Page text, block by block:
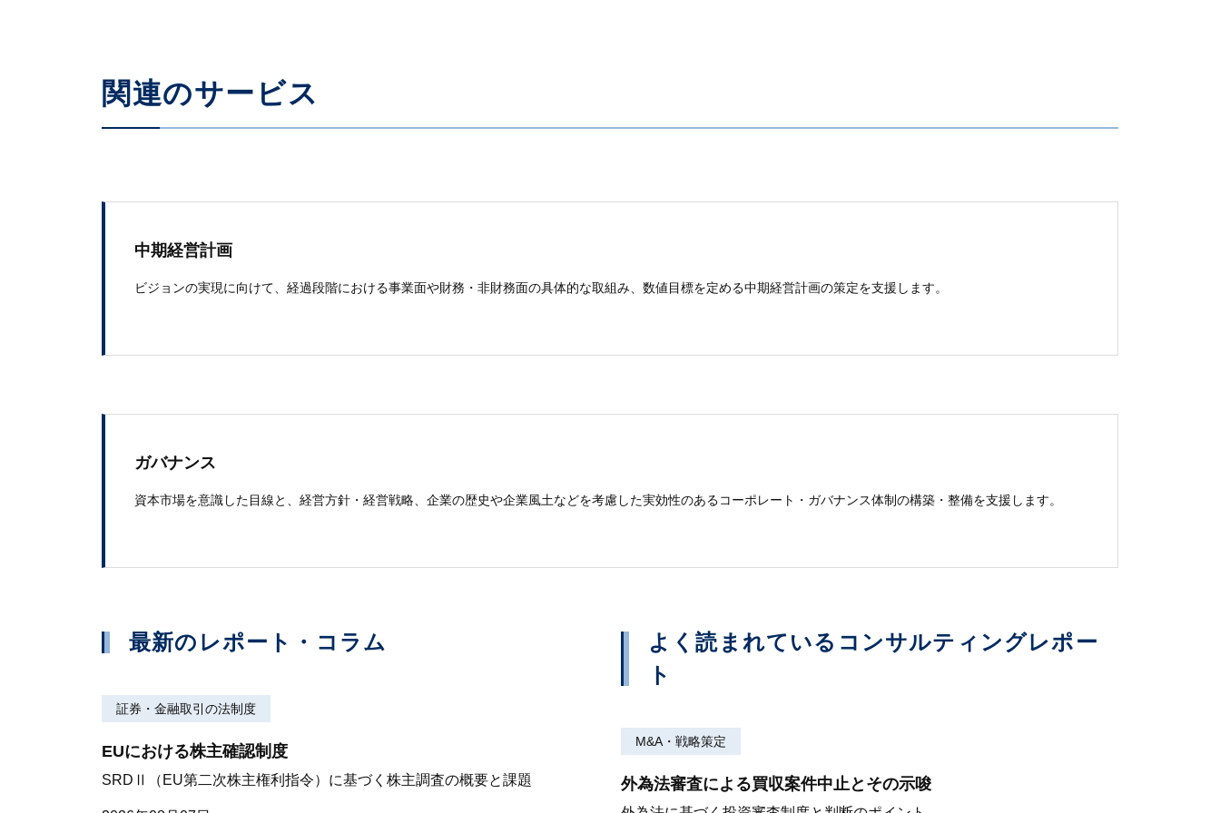
関連のサービス
中期経営計画
ビジョンの​実現に​向けて、​経過段階に​おける​事業面や​財務・非財務面の​具体的な​取組み、​数値目標を​定める​中期経営計画の​策定を​支援します。
ガバナンス
資本市場を​意識した​目線と、​経営方​針・経営戦略、​企業の​歴史や​企業風土などを​考慮した​実効性の​ある​コーポレート・ガバナンス体制の​構築・整備を​支援します。
最新のレポート・コラム
証券・金融取引の法制度
EUにおける株主確認制度
SRDⅡ（EU第二次株主権利指令）に基づく株主調査の概要と課題
よく読まれているコンサルティングレポー
ト
M&A・戦略策定
外為法審査による買収案件中止とその示唆